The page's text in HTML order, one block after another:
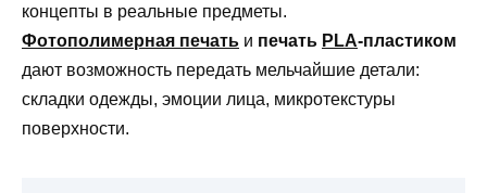
концепты в реальные предметы.
Фотополимерная печать и печать PLA-пластиком
дают возможность передать мельчайшие детали:
складки одежды, эмоции лица, микротекстуры
поверхности.